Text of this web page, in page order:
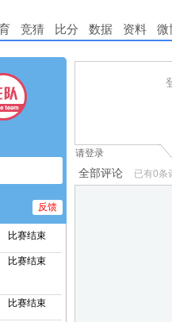
竞猜 比分 数据 资料 微
反馈
比赛结束
比赛结束
比赛结束
1.电脑端新用户可
请登录
全部评论 已有0条